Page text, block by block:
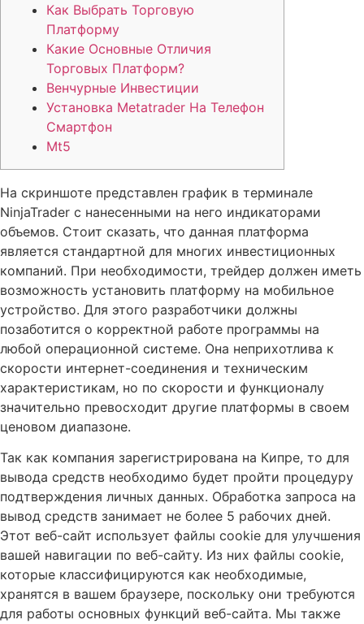
Как Выбрать Торговую
Платформу
Какие Основные Отличия
Торговых Платформ?
Венчурные Инвестиции
Установка Metatrader На Телефон
Смартфон
Mt5
На скриншоте представлен график в терминале
NinjaTrader с нанесенными на него индикаторами
объемов. Стоит сказать, что данная платформа
является стандартной для многих инвестиционных
компаний. При необходимости, трейдер должен иметь
возможность установить платформу на мобильное
устройство. Для этого разработчики должны
позаботится о корректной работе программы на
любой операционной системе. Она неприхотлива к
скорости интернет-соединения и техническим
характеристикам, но по скорости и функционалу
значительно превосходит другие платформы в своем
ценовом диапазоне.
Так как компания зарегистрирована на Кипре, то для
вывода средств необходимо будет пройти процедуру
подтверждения личных данных. Обработка запроса на
вывод средств занимает не более 5 рабочих дней.
Этот веб-сайт использует файлы cookie для улучшения
вашей навигации по веб-сайту. Из них файлы cookie,
которые классифицируются как необходимые,
хранятся в вашем браузере, поскольку они требуются
для работы основных функций веб-сайта. Мы также